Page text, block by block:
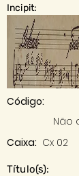
Incipit:
Código:
Não
Caixa: Cx 02
Título(s):